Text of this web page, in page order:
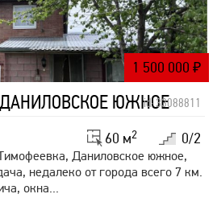
1 500 000 ₽
ЮЖНОЕid: 33088811
0/2
60 м2
Даниловское южное,
недалеко от города всего 7 км.
окна...